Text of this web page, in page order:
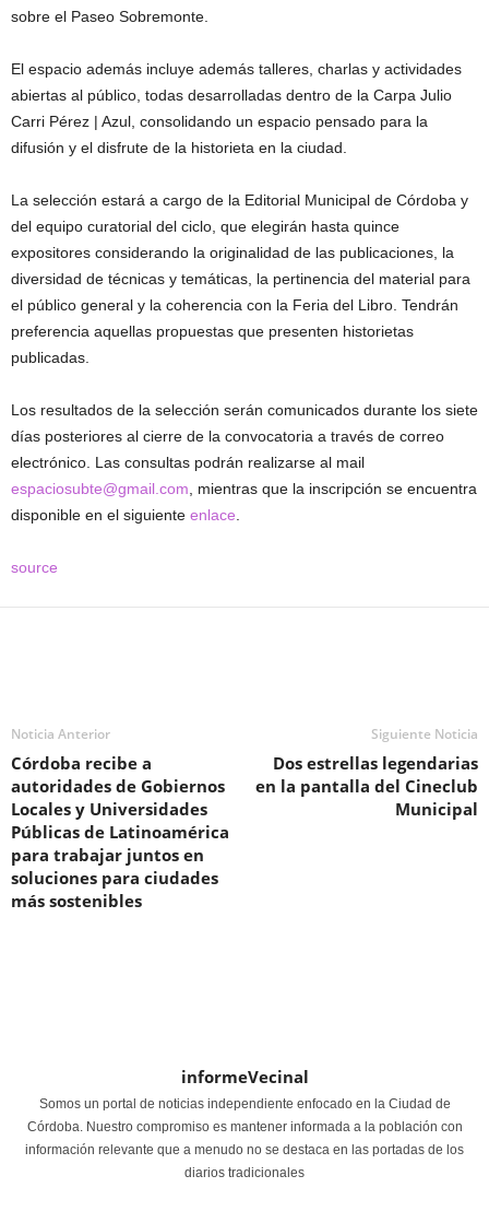
sobre el Paseo Sobremonte.
El espacio además incluye además talleres, charlas y actividades
abiertas al público, todas desarrolladas dentro de la Carpa Julio
Carri Pérez | Azul, consolidando un espacio pensado para la
difusión y el disfrute de la historieta en la ciudad.
La selección estará a cargo de la Editorial Municipal de Córdoba y
del equipo curatorial del ciclo, que elegirán hasta quince
expositores considerando la originalidad de las publicaciones, la
diversidad de técnicas y temáticas, la pertinencia del material para
el público general y la coherencia con la Feria del Libro. Tendrán
preferencia aquellas propuestas que presenten historietas
publicadas.
Los resultados de la selección serán comunicados durante los siete
días posteriores al cierre de la convocatoria a través de correo
electrónico. Las consultas podrán realizarse al mail
espaciosubte@gmail.com , mientras que la inscripción se encuentra
disponible en el siguiente enlace
source
Noticia Anterior
Córdoba recibe a
autoridades de Gobiernos
Locales y Universidades
Públicas de Latinoamérica
para trabajar juntos en
soluciones para ciudades
más sostenibles
Siguiente Noticia
Dos estrellas legendarias
en la pantalla del Cineclub
Municipal
informeVecinal
Somos un portal de noticias independiente enfocado en la Ciudad de
Córdoba. Nuestro compromiso es mantener informada a la población con
información relevante que a menudo no se destaca en las portadas de los
diarios tradicionales